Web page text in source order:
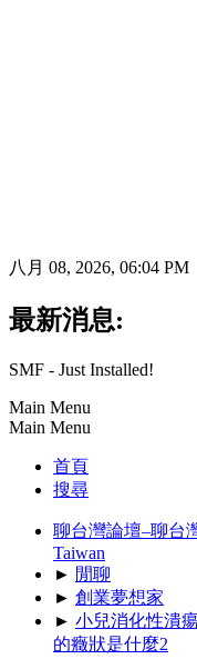
八月 08, 2026, 06:04 PM
最新消息:
SMF - Just Installed!
Main Menu
Main Menu
首頁
搜尋
聊台灣論壇–聊台
Taiwan
► 閒聊
► 創業夢想家
► 小兒消化性潰
的癥狀是什麼2